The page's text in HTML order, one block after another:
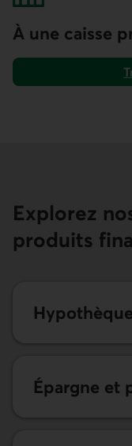
À une caisse
Explorez
produits
Hypothèque
Épargne et